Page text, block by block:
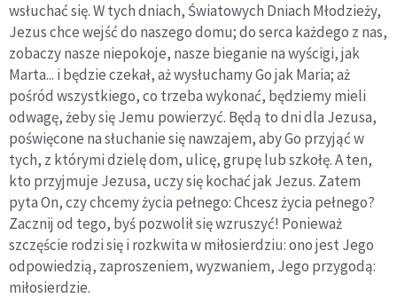
wsłuchać się. W tych dniach, Światowych Dniach Młodzieży,
Jezus chce wejść do naszego domu; do serca każdego z nas,
zobaczy nasze niepokoje, nasze bieganie na wyścigi, jak
Marta... i będzie czekał, aż wysłuchamy Go jak Maria; aż
pośród wszystkiego, co trzeba wykonać, będziemy mieli
odwagę, żeby się Jemu powierzyć. Będą to dni dla Jezusa,
poświęcone na słuchanie się nawzajem, aby Go przyjąć w
tych, z którymi dzielę dom, ulicę, grupę lub szkołę. A ten,
kto przyjmuje Jezusa, uczy się kochać jak Jezus. Zatem
pyta On, czy chcemy życia pełnego: Chcesz życia pełnego?
Zacznij od tego, byś pozwolił się wzruszyć! Ponieważ
szczęście rodzi się i rozkwita w miłosierdziu: ono jest Jego
odpowiedzią, zaproszeniem, wyzwaniem, Jego przygodą:
miłosierdzie.